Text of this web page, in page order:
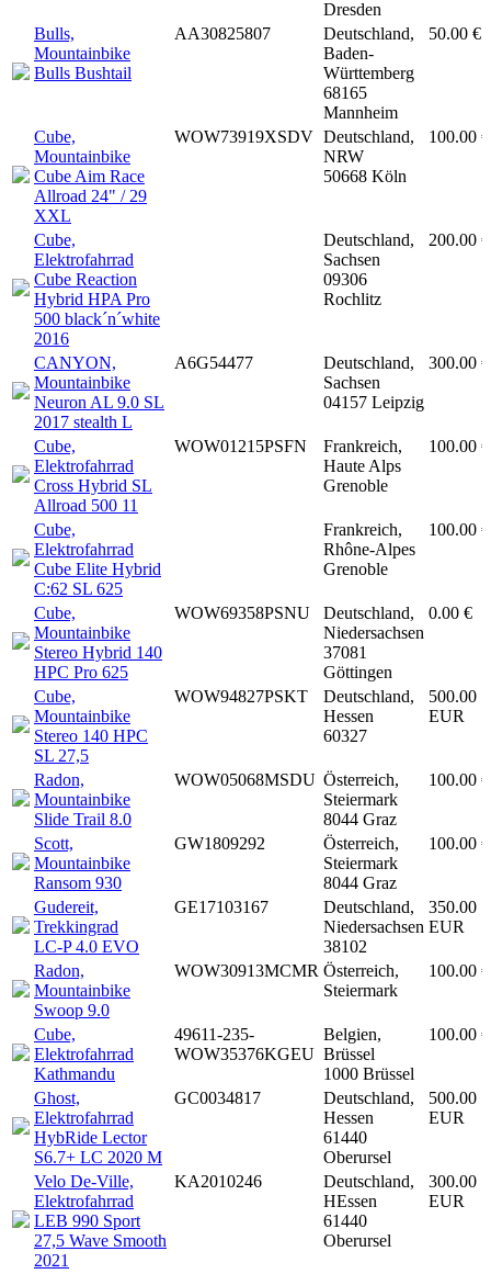
Dresden
Bulls,
Mountainbike
Bulls Bushtail
AA30825807
Deutschland,
Baden-
Württemberg
68165
Mannheim
50.00 €
Cube,
Mountainbike
Cube Aim Race
Allroad 24" / 29
XXL
WOW73919XSDV Deutschland,
NRW
50668 Köln
100.00 €
Cube,
Elektrofahrrad
Cube Reaction
Hybrid HPA Pro
500 black´n´white
2016
Deutschland,
Sachsen
09306
Rochlitz
200.00 €
CANYON,
Mountainbike
Neuron AL 9.0 SL
2017 stealth L
A6G54477
Deutschland,
Sachsen
04157 Leipzig
300.00 €
Cube,
Elektrofahrrad
Cross Hybrid SL
Allroad 500 11
WOW01215PSFN
Frankreich,
Haute Alps
Grenoble
100.00 €
Cube,
Elektrofahrrad
Cube Elite Hybrid
C:62 SL 625
Frankreich,
Rhône-Alpes
Grenoble
100.00 €
Cube,
Mountainbike
Stereo Hybrid 140
HPC Pro 625
WOW69358PSNU
Deutschland,
Niedersachsen
37081
Göttingen
0.00 €
Cube,
Mountainbike
Stereo 140 HPC
SL 27,5
WOW94827PSKT
Deutschland,
Hessen
60327
500.00
EUR
Radon,
Mountainbike
Slide Trail 8.0
WOW05068MSDU Österreich,
Steiermark
8044 Graz
100.00 €
Scott,
Mountainbike
Ransom 930
GW1809292
Österreich,
Steiermark
8044 Graz
100.00 €
Gudereit,
Trekkingrad
LC-P 4.0 EVO
GE17103167
Deutschland,
Niedersachsen
38102
350.00
EUR
Radon,
Mountainbike
Swoop 9.0
WOW30913MCMR Österreich,
Steiermark
100.00 €
Cube,
Elektrofahrrad
Kathmandu
49611-235-
WOW35376KGEU
Belgien,
Brüssel
1000 Brüssel
100.00 €
Ghost,
Elektrofahrrad
HybRide Lector
S6.7+ LC 2020 M
GC0034817
Deutschland,
Hessen
61440
Oberursel
500.00
EUR
Velo De-Ville,
Elektrofahrrad
LEB 990 Sport
27,5 Wave Smooth
2021
KA2010246
Deutschland,
HEssen
61440
Oberursel
300.00
EUR